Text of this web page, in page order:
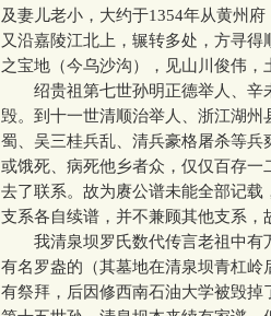
及妻儿老小，大约于1354年从黄州
又沿嘉陵江北上，辗转多处，方寻
之宝地（今乌沙沟），见山川俊伟，
绍贵祖第七世孙明正德举人、辛
毁。到十一世清顺治举人、浙江湖
蜀、吴三桂兵乱、清兵豪格屠杀等兵
或饿死、病死他乡者众，仅仅百存
去了联系。故为赓公谱未能全部记
支系各自续谱，并不兼顾其他支系，
我清泉坝罗氏数代传言老祖中有
有名罗盎的（其墓地在清泉坝青杠
有祭拜，后因修西南石油大学被毁掉